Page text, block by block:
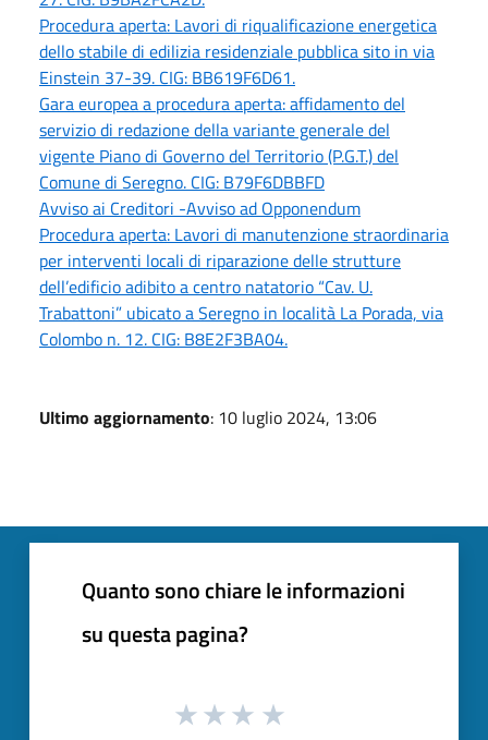
Procedura aperta: Lavori di riqualificazione energetica
dello stabile di edilizia residenziale pubblica sito in via
Einstein 37-39. CIG: BB619F6D61.
Gara europea a procedura aperta: affidamento del
servizio di redazione della variante generale del
vigente Piano di Governo del Territorio (P.G.T.) del
Comune di Seregno. CIG: B79F6DBBFD
Avviso ai Creditori -Avviso ad Opponendum
Procedura aperta: Lavori di manutenzione straordinaria
per interventi locali di riparazione delle strutture
dell’edificio adibito a centro natatorio “Cav. U.
Trabattoni” ubicato a Seregno in località La Porada, via
Colombo n. 12. CIG: B8E2F3BA04.
Ultimo aggiornamento: 10 luglio 2024, 13:06
Quanto sono chiare le informazioni
su questa pagina?